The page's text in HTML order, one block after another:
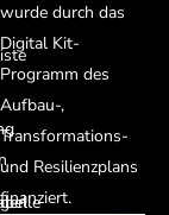
wurde durch das
Digital Kit-
Programm des
Aufbau-,
Transformations-
und Resilienzplans
finanziert.